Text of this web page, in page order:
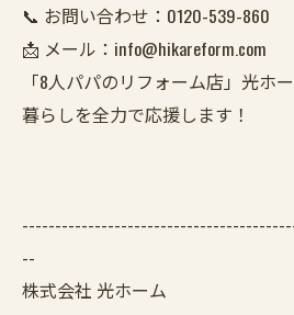
📞 お問い合わせ：0120-539-860
📩 メール：info@hikareform.com
「8人パパのリフォーム店」光ホ
暮らしを全力で応援します！
--
株式会社 光ホーム